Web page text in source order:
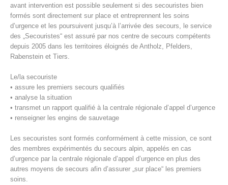
Centres de secours
avant intervention est possible seulement si des secouristes bien
formés sont directement sur place et entreprennent les soins
d’urgence et les poursuivent jusqu’à l’arrivée des secours, le service
des „Secouristes“ est assuré par nos centre de secours compétents
depuis 2005 dans les territoires éloignés de Antholz, Pfelders,
Rabenstein et Tiers.
Le/la secouriste
• assure les premiers secours qualifiés
• analyse la situation
• transmet un rapport qualifié à la centrale régionale d’appel d’urgence
• renseigner les engins de sauvetage
Les secouristes sont formés conformément à cette mission, ce sont
des membres expérimentés du secours alpin, appelés en cas
d’urgence par la centrale régionale d’appel d’urgence en plus des
autres moyens de secours afin d’assurer „sur place“ les premiers
soins.